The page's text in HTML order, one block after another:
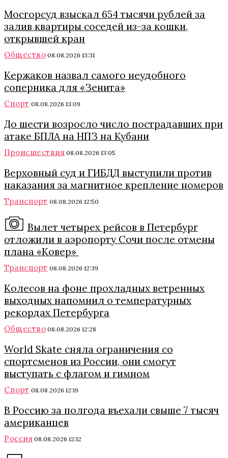
Мосгорсуд взыскал 654 тысячи рублей за
залив квартиры соседей из-за кошки,
открывшей кран
Общество 08.08.2026 13:31
Кержаков назвал самого неудобного
соперника для «Зенита»
Спорт 08.08.2026 13:09
До шести возросло число пострадавших при
атаке БПЛА на НПЗ на Кубани
Происшествия 08.08.2026 13:05
Верховный суд и ГИБДД выступили против
наказания за магнитное крепление номеров
Транспорт 08.08.2026 12:50
Вылет четырех рейсов в Петербург
отложили в аэропорту Сочи после отмены
плана «Ковер»
Транспорт 08.08.2026 12:39
Колесов на фоне прохладных ветренных
выходных напомнил о температурных
рекордах Петербурга
Общество 08.08.2026 12:28
World Skate сняла ограничения со
спортсменов из России, они смогут
выступать с флагом и гимном
Спорт 08.08.2026 12:19
В Россию за полгода въехали свыше 7 тысяч
американцев
Россия 08.08.2026 12:12